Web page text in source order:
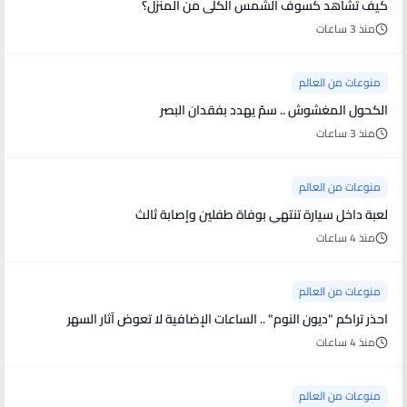
كيف تشاهد كسوف الشمس الكلى من المنزل؟
منذ 3 ساعات
منوعات من العالم
الكحول المغشوش .. سمّ يهدد بفقدان البصر
منذ 3 ساعات
منوعات من العالم
لعبة داخل سيارة تنتهي بوفاة طفلين وإصابة ثالث
منذ 4 ساعات
منوعات من العالم
احذر تراكم "ديون النوم" .. الساعات الإضافية لا تعوض آثار السهر
منذ 4 ساعات
منوعات من العالم